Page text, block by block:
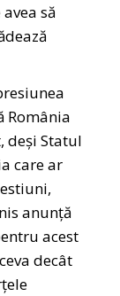
să
România
deși Statul
care ar
anunță
acest
decât